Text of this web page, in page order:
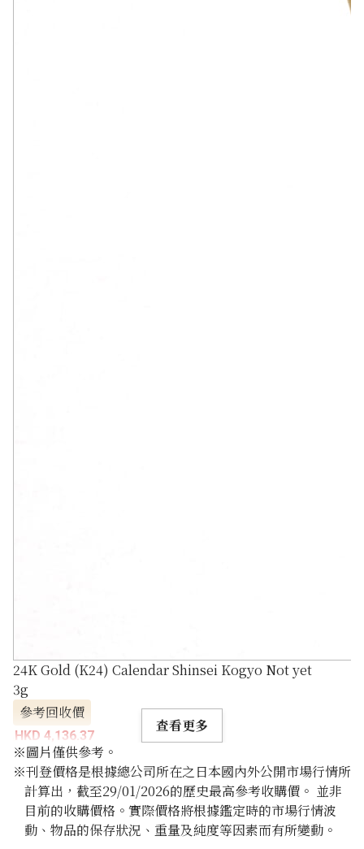
24K Gold (K24) Calendar Shinsei Kogyo Not yet
3g
參考回收價
HKD 4,136.37
查看更多
※圖片僅供參考。
※刊登價格是根據總公司所在之日本國內外公開市場行情所
計算出，截至29/01/2026的歷史最高參考收購價。 並非
目前的收購價格。實際價格將根據鑑定時的市場行情波
動、物品的保存狀況、重量及純度等因素而有所變動。